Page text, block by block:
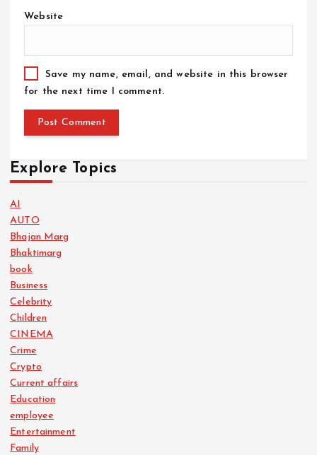
Website
Save my name, email, and website in this browser
for the next time I comment.
Explore Topics
AI
AUTO
Bhajan Marg
Bhaktimarg
book
Business
Celebrity
Children
CINEMA
Crime
Crypto
Current affairs
Education
employee
Entertainment
Family